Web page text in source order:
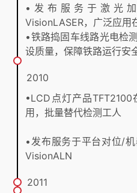
•发布服务于激光
VisionLASER，广泛应用
•铁路捣固车线路光电检
设质量，保障铁路运行安
2010
•LCD点灯产品
用，批量替代检测工人
•发布服务于平台对位/
VisionALN
2011